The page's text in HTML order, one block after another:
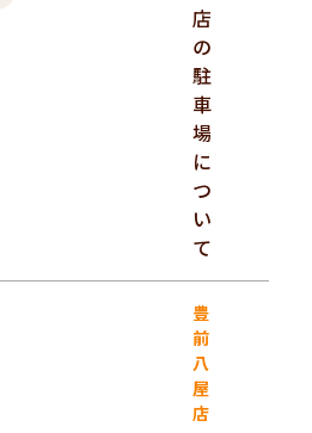
店
の
駐
車
場
に
つ
い
て
豊
前
八
屋
店